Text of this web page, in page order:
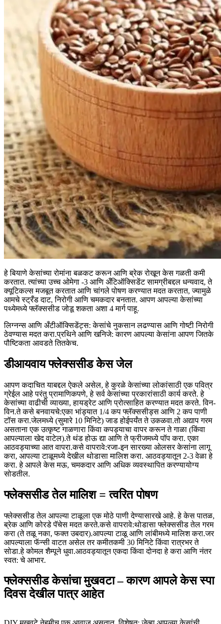
हे बियाणे केसांच्या रोमांना बळकट करून आणि ब्रेक रोखून केस गळती कमी
करतात. त्यांच्या उच्च ओमेगा -3 आणि अँटिऑक्सिडेंट सामग्रीबद्दल धन्यवाद, ते
क्यूटिकल्स मजबूत करतात आणि चांगले पोषण करण्यात मदत करतात, ज्यामुळे
आमचे स्ट्रँड दाट, निरोगी आणि चमकदार बनतात. आपण आपल्या केसांच्या
पथ्येमध्ये फ्लॅक्ससीड जोडू शकता अशा 4 मार्ग पाहू.
लिग्नन्स आणि अँटीऑक्सिडेंट्स: केसांचे नुकसान लढण्यास आणि गोष्टी निरोगी
ठेवण्यास मदत करा.प्रथिने आणि खनिजे: कारण आपल्या केसांना आपण जितके
पौष्टिकता आवडते तितकेच.
डीआयवाय फ्लेक्ससीड केस जेल
आपण कदाचित याबद्दल ऐकले असेल, हे कुरळे केसांच्या लोकांसाठी एक पवित्र
ग्रेईल आहे परंतु प्रामाणिकपणे, हे सर्व केसांच्या प्रकारांसाठी कार्य करते. हे
केसांच्या वाढीची व्याख्या, हायड्रेट आणि प्रोत्साहित करण्यात मदत करते. विन-
विन.ते कसे बनवायचे:एका भांड्यात 1/4 कप फ्लॅक्ससीड्स आणि 2 कप पाणी
टॉस करा.जेलमध्ये (सुमारे 10 मिनिटे) जाड होईपर्यंत ते उकळवा.तो अद्याप गरम
असताना एक उत्कृष्ट गाळणारा किंवा कपड्याचा वापर करून ते गाळा (किंवा
आपल्याला खेद वाटेल).ते थंड होऊ द्या आणि ते फ्रीजमध्ये पॉप करा. एका
आठवड्याच्या आत वापरा.कसे वापरावे:रजा-इन सारख्या ओलसर केसांना लागू
करा, आपल्या टाळूमध्ये देखील थोडासा मालिश करा. आठवड्यातून 2-3 वेळा हे
करा. हे आपले केस मऊ, चमकदार आणि अधिक व्यवस्थापित करण्यायोग्य
सोडतील.
फ्लेक्ससीड तेल मालिश = त्वरित पोषण
फ्लेक्ससीड तेल आपल्या टाळूला एक मोठे पाणी देण्यासारखे आहे. हे केस पातळ,
ब्रेक आणि कोरडे पॅचेस मदत करते.कसे वापरावे:थोडासा फ्लेक्ससीड तेल गरम
करा (ते तळू नका, फक्त उबदार).आपल्या टाळू आणि लांबीमध्ये मालिश करा.जर
आपल्याला फॅन्सी वाटत असेल तर कमीतकमी 30 मिनिटे किंवा रात्रभर ते
सोडा.हे कोमल शैम्पूने धुवा.आठवड्यातून एकदा किंवा दोनदा हे करा आणि नंतर
स्वत: चे आभार.
फ्लेक्ससीड केसांचा मुखवटा – कारण आपले केस स्पा
दिवस देखील पात्र आहेत